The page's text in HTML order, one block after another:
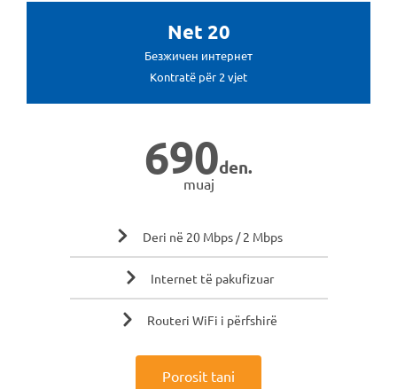
Net 20
Безжичен интернет
Kontratë për 2 vjet
690den.
muaj
Deri në 20 Mbps / 2 Mbps
Internet të pakufizuar
Routeri WiFi i përfshirë
Porosit tani